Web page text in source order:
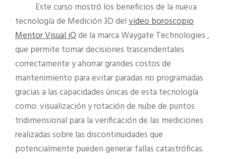
Este curso mostró los beneficios de la nueva
tecnología de Medición 3D delvideo boroscopio
Mentor Visual iQde la marca Waygate Technologies ,
que permite tomar decisiones trascendentales
correctamente y ahorrar grandes costos de
mantenimiento para evitar paradas no programadas
gracias a las capacidades únicas de esta tecnología
como: visualización y rotación de nube de puntos
tridimensional para la verificación de las mediciones
realizadas sobre las discontinuidades que
potencialmente pueden generar fallas catastróficas.